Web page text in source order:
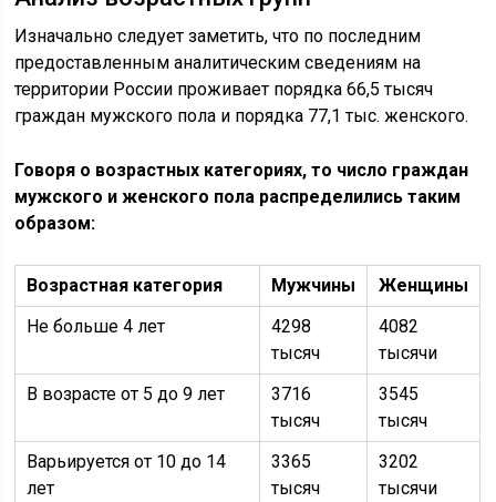
Изначально следует заметить, что по последним
предоставленным аналитическим сведениям на
территории России проживает порядка 66,5 тысяч
граждан мужского пола и порядка 77,1 тыс. женского.
Говоря о возрастных категориях, то число граждан
мужского и женского пола распределились таким
образом:
Возрастная категория Мужчины
Женщины
Не больше 4 лет
4298
тысяч
4082
тысячи
В возрасте от 5 до 9 лет
3716
тысяч
3545
тысяч
Варьируется от 10 до 14
лет
3365
тысяч
3202
тысячи